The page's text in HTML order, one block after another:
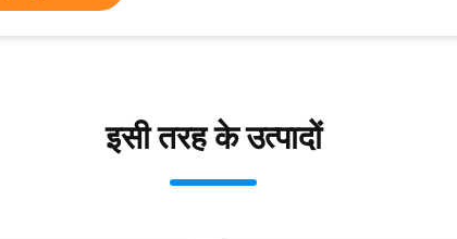
इसी तरह के उत्पादों